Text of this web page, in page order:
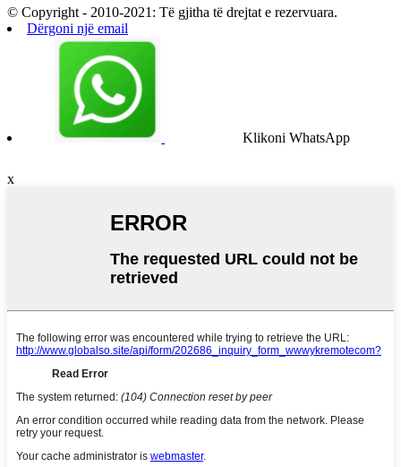
© Copyright - 2010-2021: Të gjitha të drejtat e rezervuara.
Dërgoni një email
Klikoni WhatsApp
x